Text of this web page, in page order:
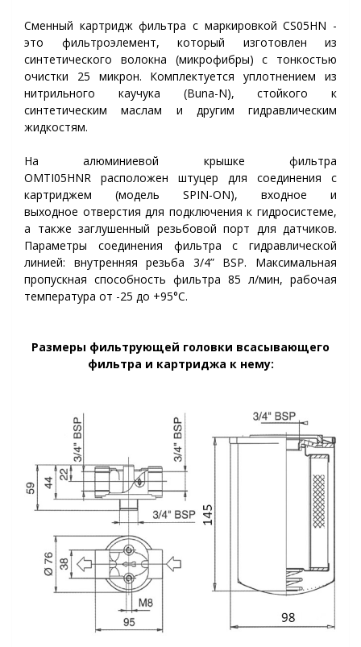
Сменный картридж фильтра с маркировкой CS05HN -
это фильтроэлемент, который изготовлен из
синтетического волокна (микрофибры) с тонкостью
очистки 25 микрон. Комплектуется уплотнением из
нитрильного каучука (Buna-N), стойкого к
синтетическим маслам и другим гидравлическим
жидкостям.
На алюминиевой крышке фильтра
OMTI05HNR расположен штуцер для соединения с
картриджем (модель SPIN-ON), входное и
выходное отверстия для подключения к гидросистеме,
а также заглушенный резьбовой порт для датчиков.
Параметры соединения фильтра с гидравлической
линией: внутренняя резьба 3/4” BSP. Максимальная
пропускная способность фильтра 85 л/мин, рабочая
температура от -25 до +95°C.
Размеры фильтрующей головки всасывающего
фильтра и картриджа к нему: